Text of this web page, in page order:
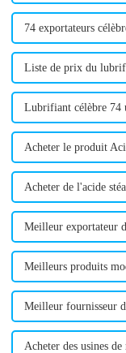
74 exportateurs
Liste de prix du
Lubrifiant célèbre 74
Acheter le produit
Acheter de l'acide
Meilleur exportateur
Meilleurs produits
Meilleur fournisseur
Acheter des usines